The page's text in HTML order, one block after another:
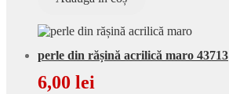
perle din rășină acrilică maro 43713
6,00 lei